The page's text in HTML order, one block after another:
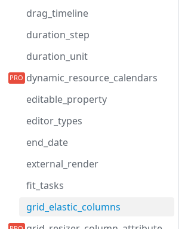
drag_timeline
duration_step
duration_unit
dynamic_resource_calendars
editable_property
editor_types
end_date
external_render
fit_tasks
grid_elastic_columns